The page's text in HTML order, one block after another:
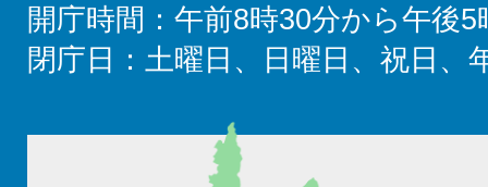
開庁時間：午前8時30分から午後5
閉庁日：土曜日、日曜日、祝日、